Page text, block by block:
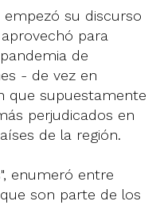
empezó su discurso
para
de
- de vez en
que supuestamente
perjudicados en
de la región.
enumeró entre
son parte de los